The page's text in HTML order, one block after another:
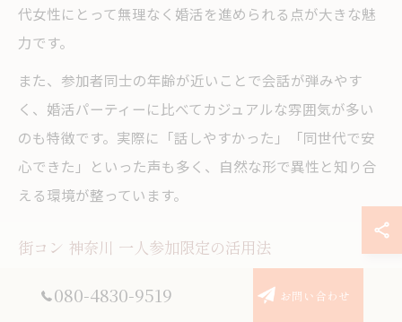
代女性にとって無理なく婚活を進められる点が大きな魅
力です。
また、参加者同士の年齢が近いことで会話が弾みやす
く、婚活パーティーに比べてカジュアルな雰囲気が多い
のも特徴です。実際に「話しやすかった」「同世代で安
心できた」といった声も多く、自然な形で異性と知り合
える環境が整っています。
街コン 神奈川 一人参加限定の活用法
「街コン 神奈川 一人参加限定」イベントは、友人と予定
080-4830-9519 お問い合わせ